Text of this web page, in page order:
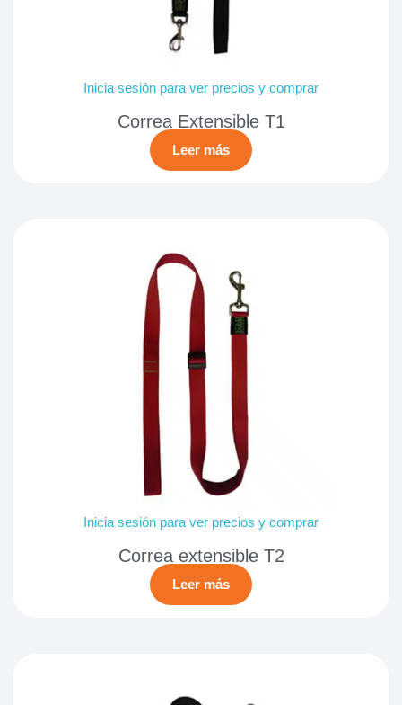
Inicia sesión para ver precios y comprar
Correa Extensible T1
Leer más
Inicia sesión para ver precios y comprar
Correa extensible T2
Leer más